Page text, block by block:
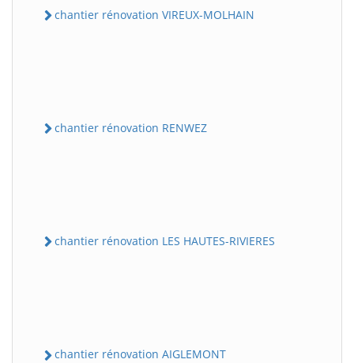
chantier rénovation VIREUX-MOLHAIN
chantier rénovation RENWEZ
chantier rénovation LES HAUTES-RIVIERES
chantier rénovation AIGLEMONT